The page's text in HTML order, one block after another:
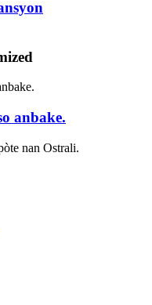
anbake.
nan Ostrali.